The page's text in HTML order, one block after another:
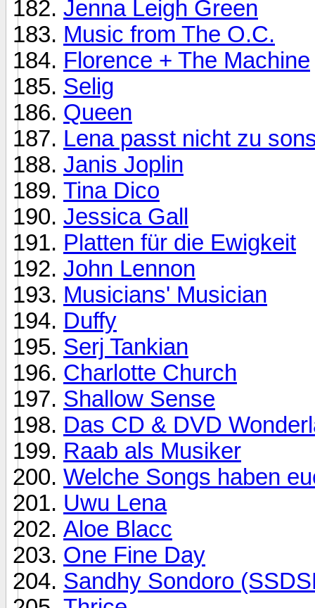
Jenna Leigh Green
Music from The O.C.
Florence + The Machine
Selig
Queen
Lena passt nicht zu
Janis Joplin
Tina Dico
Jessica Gall
Platten für die Ewigkeit
John Lennon
Musicians' Musician
Duffy
Serj Tankian
Charlotte Church
Shallow Sense
Das CD & DVD
Raab als Musiker
Welche Songs haben
Uwu Lena
Aloe Blacc
One Fine Day
Sandhy Sondoro